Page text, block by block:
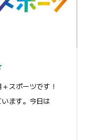
スポーツです！
ます。今日は